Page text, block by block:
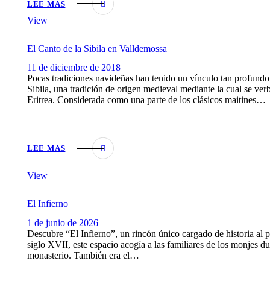
LEE MAS
View
El Canto de la Sibila en Valldemossa
11 de diciembre de 2018
Pocas tradiciones navideñas han tenido un vínculo tan
Sibila, una tradición de origen medieval mediante la cual se
Eritrea. Considerada como una parte de los clásicos maitines…
LEE MAS
View
El Infierno
1 de junio de 2026
Descubre “El Infierno”, un rincón único cargado de historia al
siglo XVII, este espacio acogía a las familiares de los monjes
monasterio. También era el…